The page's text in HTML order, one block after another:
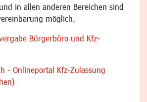
in allen anderen Bereichen sind
möglich.
Bürgerbüro und Kfz-
- Onlineportal Kfz-Zulassung